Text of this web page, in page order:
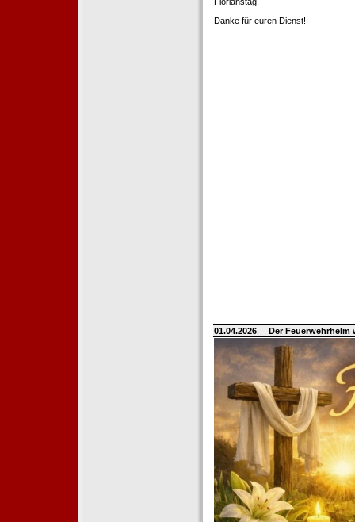
Danke für euren Dienst!
01.04.2026 Der